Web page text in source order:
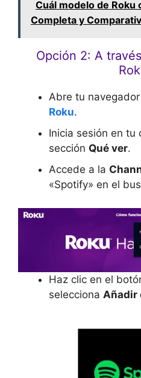
Cuál modelo de Roku
Completa y
Opción 2: A
Abre tu
Roku.
Inicia sesión en tu
sección Qué ver.
Accede a la
«Spotify» en el
Haz clic en el
selecciona Añadir